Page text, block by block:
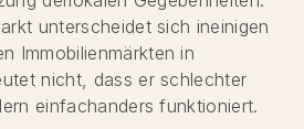
unterscheidet sich ineinigen
Immobilienmärkten in
nicht, dass er schlechter
einfachanders funktioniert.